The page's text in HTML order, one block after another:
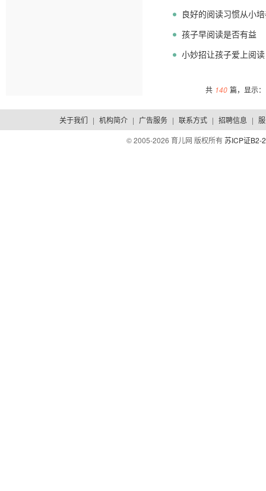
良好的阅读习惯从小
孩子早阅读是否有益
小妙招让孩子爱上阅读
共 140 篇，显示
关于我们 | 机构简介 | 广告服务 | 联系方式 | 招聘信息 |
© 2005-2026 育儿网 版权所有苏ICP证B2-